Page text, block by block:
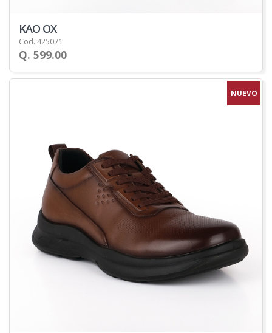
KAO OX
Cod. 425071
Q. 599.00
NUEVO